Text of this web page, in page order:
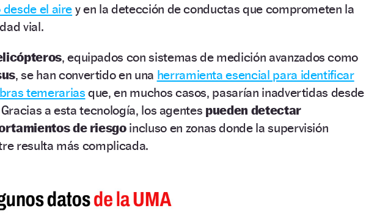
el airey en la detección de conductas que comprometen la
vial.
, equipados con sistemas de medición avanzados como
, se han convertido en una herramienta esencial para identificar
temerariasque, en muchos casos, pasarían inadvertidas desde
a esta tecnología, los agentes pueden detectar
de riesgoincluso en zonas donde la supervisión
resulta más complicada.